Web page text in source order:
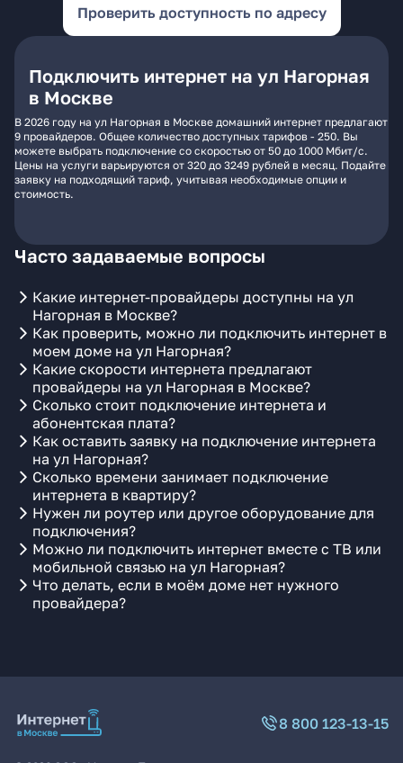
Проверить доступность по адресу
Подключить интернет на ул Нагорная
в Москве
В 2026 году на ул Нагорная в Москве домашний интернет предлагают
9 провайдеров. Общее количество доступных тарифов - 250. Вы
можете выбрать подключение со скоростью от 50 до 1000 Мбит/с.
Цены на услуги варьируются от 320 до 3249 рублей в месяц. Подайте
заявку на подходящий тариф, учитывая необходимые опции и
стоимость.
Часто задаваемые вопросы
Какие интернет-провайдеры доступны на ул
Нагорная в Москве?
Как проверить, можно ли подключить интернет в
моем доме на ул Нагорная?
Какие скорости интернета предлагают
провайдеры на ул Нагорная в Москве?
Сколько стоит подключение интернета и
абонентская плата?
Как оставить заявку на подключение интернета
на ул Нагорная?
Сколько времени занимает подключение
интернета в квартиру?
Нужен ли роутер или другое оборудование для
подключения?
Можно ли подключить интернет вместе с ТВ или
мобильной связью на ул Нагорная?
Что делать, если в моём доме нет нужного
провайдера?
8 800 123-13-15